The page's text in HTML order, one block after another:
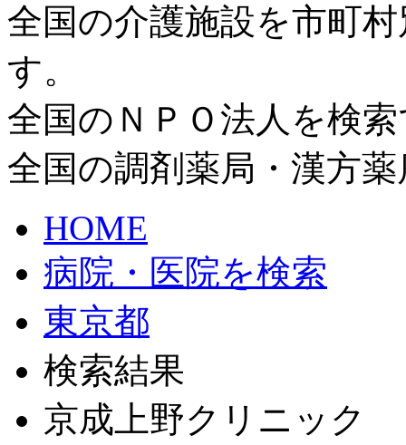
全国の介護施設を市町
す。
全国のＮＰＯ法人を検
全国の調剤薬局・漢方
HOME
病院・医院を検索
東京都
検索結果
京成上野クリニック